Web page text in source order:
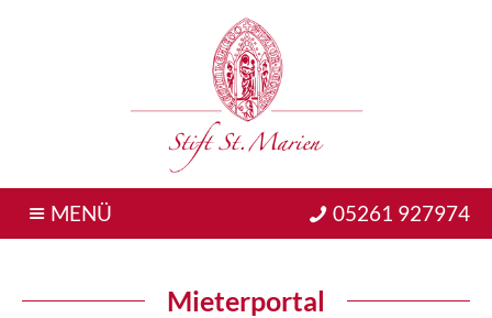
MENÜ 05261 927974
Mieterportal